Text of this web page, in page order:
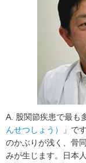
A. 股関節疾患で最も
んせつしょう）
」で
のかぶりが浅く、骨
みが生じます。日本